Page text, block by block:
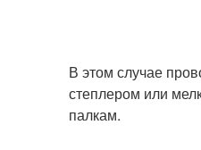
В этом случае
степлером или
палкам.